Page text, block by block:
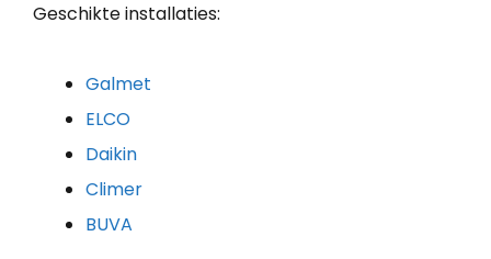
Geschikte installaties:
Galmet
ELCO
Daikin
Climer
BUVA